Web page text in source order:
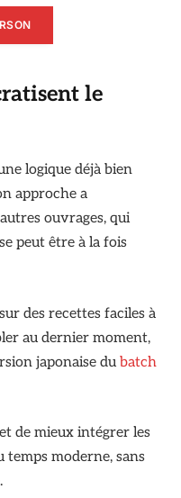
le
logique déjà bien
approche a
ouvrages, qui
peut être à la fois
des recettes faciles à
au dernier moment,
japonaise du batch
de mieux intégrer les
temps moderne, sans